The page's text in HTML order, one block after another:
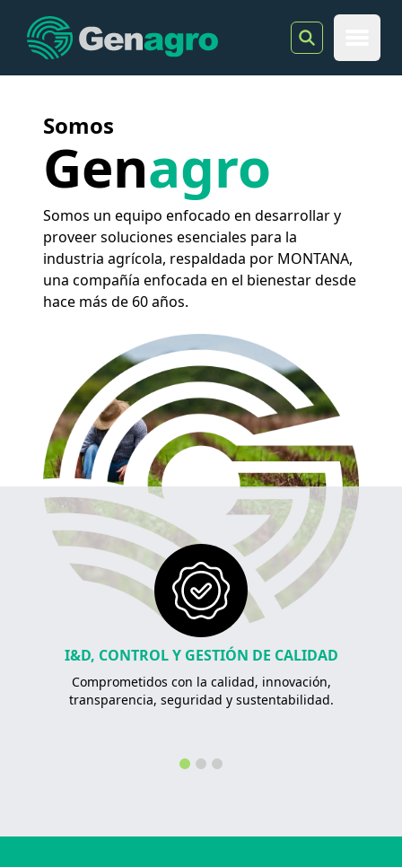
Genagro
Somos
Genagro
Somos un equipo enfocado en desarrollar y
proveer soluciones esenciales para la
industria agrícola, respaldada por MONTANA,
una compañía enfocada en el bienestar desde
hace más de 60 años.
I&D, CONTROL Y GESTIÓN DE CALIDAD
Comprometidos con la calidad, innovación,
transparencia, seguridad y sustentabilidad.